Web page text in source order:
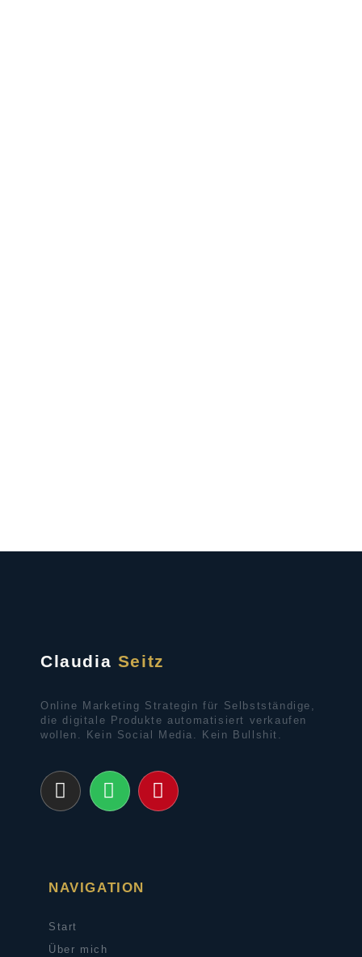
Claudia Seitz
Online Marketing Strategin für Selbstständige,
die digitale Produkte automatisiert verkaufen
wollen. Kein Social Media. Kein Bullshit.
NAVIGATION
Start
Über mich